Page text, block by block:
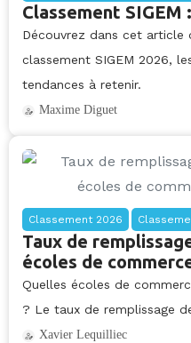
Classement SIGEM
Découvrez dans cet article
classement SIGEM 2026,
tendances à retenir.
Maxime Diguet
Classement 2026
Taux de
écoles de
Quelles écoles de
? Le taux de remplissage
Xavier Lequilliec